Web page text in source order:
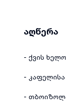
აღწერა
- ქვის
- კაფელისა
-